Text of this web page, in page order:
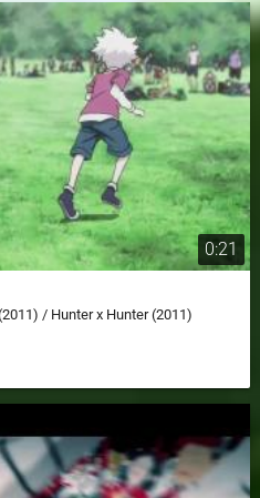
0:21
/ Hunter x Hunter (2011)